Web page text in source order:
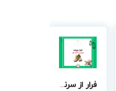
فرار از سرنوشت